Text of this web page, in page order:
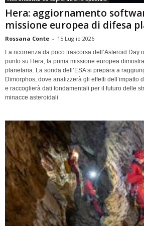
Hera: aggiornamento
missione europea di difesa
Rossana Conte - 15 Luglio 2026
La ricorrenza da poco trascorsa dell’Asteroid Day
punto su Hera, la prima missione europea
planetaria. La sonda dell’ESA si prepara a
Dimorphos, dove analizzerà gli effetti dell’impatto
e raccoglierà dati fondamentali per il futuro delle
minacce asteroidali